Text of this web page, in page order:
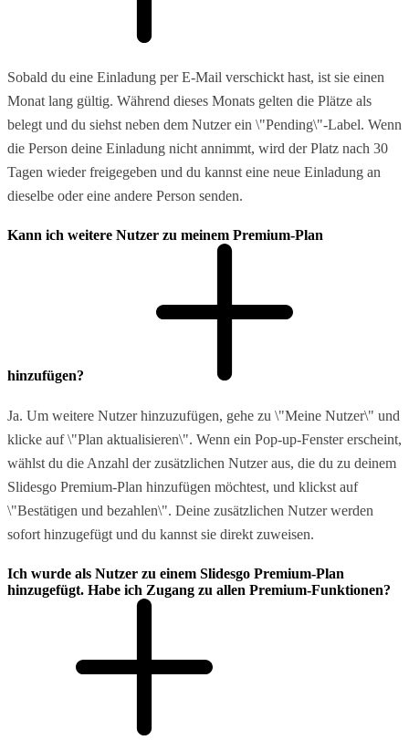
Sobald du eine Einladung per E-Mail verschickt hast, ist sie einen
Monat lang gültig. Während dieses Monats gelten die Plätze als
belegt und du siehst neben dem Nutzer ein \"Pending\"-Label. Wenn
die Person deine Einladung nicht annimmt, wird der Platz nach 30
Tagen wieder freigegeben und du kannst eine neue Einladung an
dieselbe oder eine andere Person senden.
Kann ich weitere Nutzer zu meinem Premium-Plan
hinzufügen?
Ja. Um weitere Nutzer hinzuzufügen, gehe zu \"Meine Nutzer\" und
klicke auf \"Plan aktualisieren\". Wenn ein Pop-up-Fenster erscheint,
wählst du die Anzahl der zusätzlichen Nutzer aus, die du zu deinem
Slidesgo Premium-Plan hinzufügen möchtest, und klickst auf
\"Bestätigen und bezahlen\". Deine zusätzlichen Nutzer werden
sofort hinzugefügt und du kannst sie direkt zuweisen.
Ich wurde als Nutzer zu einem Slidesgo Premium-Plan
hinzugefügt. Habe ich Zugang zu allen Premium-Funktionen?